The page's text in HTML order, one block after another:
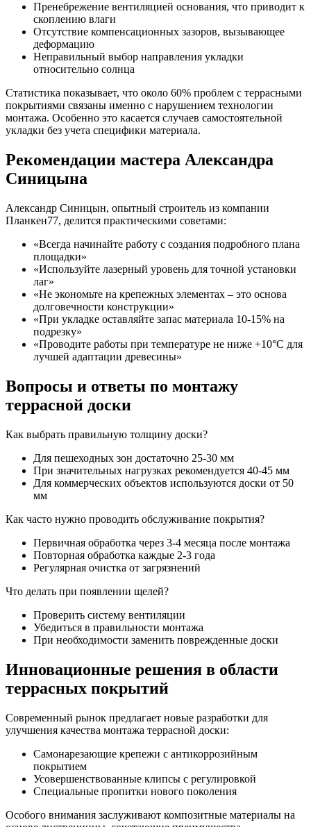
Пренебрежение вентиляцией основания, что приводит к
скоплению влаги
Отсутствие компенсационных зазоров, вызывающее
деформацию
Неправильный выбор направления укладки
относительно солнца
Статистика показывает, что около 60% проблем с террасными
покрытиями связаны именно с нарушением технологии
монтажа. Особенно это касается случаев самостоятельной
укладки без учета специфики материала.
Рекомендации мастера Александра
Синицына
Александр Синицын, опытный строитель из компании
Планкен77, делится практическими советами:
«Всегда начинайте работу с создания подробного плана
площадки»
«Используйте лазерный уровень для точной установки
лаг»
«Не экономьте на крепежных элементах – это основа
долговечности конструкции»
«При укладке оставляйте запас материала 10-15% на
подрезку»
«Проводите работы при температуре не ниже +10°C для
лучшей адаптации древесины»
Вопросы и ответы по монтажу
террасной доски
Как выбрать правильную толщину доски?
Для пешеходных зон достаточно 25-30 мм
При значительных нагрузках рекомендуется 40-45 мм
Для коммерческих объектов используются доски от 50
мм
Как часто нужно проводить обслуживание покрытия?
Первичная обработка через 3-4 месяца после монтажа
Повторная обработка каждые 2-3 года
Регулярная очистка от загрязнений
Что делать при появлении щелей?
Проверить систему вентиляции
Убедиться в правильности монтажа
При необходимости заменить поврежденные доски
Инновационные решения в области
террасных покрытий
Современный рынок предлагает новые разработки для
улучшения качества монтажа террасной доски:
Самонарезающие крепежи с антикоррозийным
покрытием
Усовершенствованные клипсы с регулировкой
Специальные пропитки нового поколения
Особого внимания заслуживают композитные материалы на